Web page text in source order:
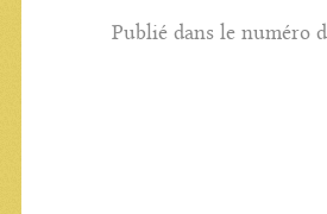
Publié dans le numéro